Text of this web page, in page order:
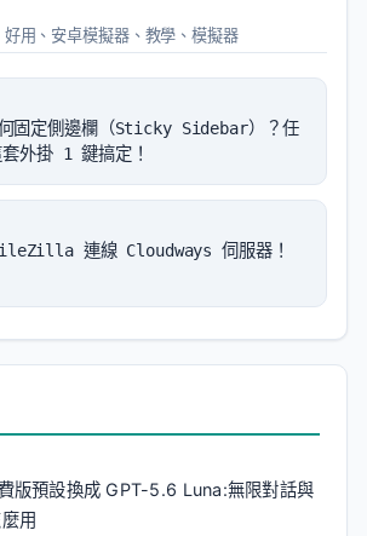
標
籤
好用 、 安卓模擬器、 教學 、模擬器
固定側邊欄（Sticky Sidebar）？任
外掛 1 鍵搞定！
連線 Cloudways 伺服器！
版預設換成 GPT-5.6 Luna:無限對話與
用